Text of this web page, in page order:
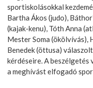
sportiskolásokkal
Bartha Ákos (judo),
(kajak-kenu), Tóth Anna
Mester Soma (ökölvívás),
Benedek (öttusa)
kérdéseire. A
a meghívást elfogadó